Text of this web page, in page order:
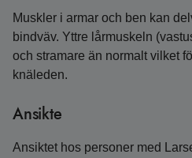
Muskler i armar och ben kan
bindväv. Yttre lårmuskeln
och stramare än normalt vilket
knäleden.
Ansikte
Ansiktet hos personer med